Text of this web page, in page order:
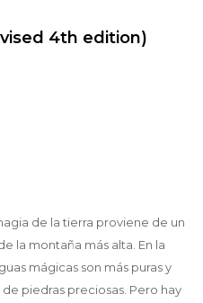
4th edition)
de la tierra proviene de un
la montaña más alta. En la
mágicas son más puras y
piedras preciosas. Pero hay